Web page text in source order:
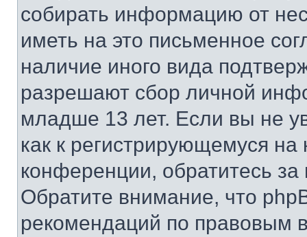
собирать информацию от
иметь на это письменное
наличие иного вида
разрешают сбор личной
младше 13 лет. Если вы не
как к регистрирующемуся
конференции, обратитесь
Обратите внимание, что
рекомендаций по правовым